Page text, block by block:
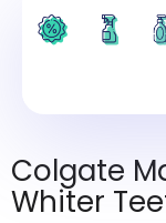
Colgate
Whiter